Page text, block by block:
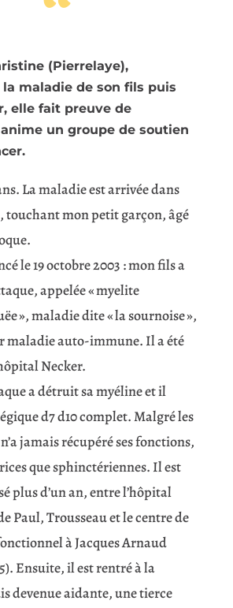
(Pierrelaye),
maladie de son fils puis
elle fait preuve de
un groupe de soutien
La maladie est arrivée dans
touchant mon petit garçon, âgé
le 19 octobre 2003 : mon fils a
appelée « myelite
», maladie dite « la sournoise »,
maladie auto-immune. Il a été
Necker.
a détruit sa myéline et il
d7 d10 complet. Malgré les
jamais récupéré ses fonctions,
que sphinctériennes. Il est
plus d’un an, entre l’hôpital
Paul, Trousseau et le centre de
à Jacques Arnaud
Ensuite, il est rentré à la
devenue aidante, une tierce